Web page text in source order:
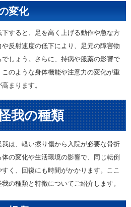
変化
すると、足を高く上げる動作や急な方
反射速度の低下により、足元の障害物
しょう。さらに、持病や服薬の影響で
のような身体機能や注意力の変化が重
まります。
我の種類
は、軽い擦り傷から入院が必要な骨折
の変化や生活環境の影響で、同じ転倒
く、回復にも時間がかかります。ここ
の種類と特徴についてご紹介します。